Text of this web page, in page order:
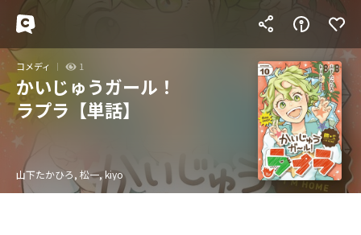
コメディ 1
かいじゅうガール！
ラプラ【単話】
山下たかひろ, 松一, kiyo